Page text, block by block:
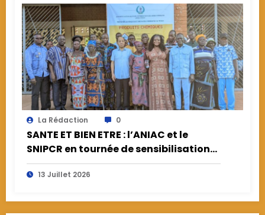
La Rédaction 0
SANTE ET BIEN ETRE : l’ANIAC et le
SNIPCR en tournée de sensibilisation
sur les risques de l’utilisation des
produits chimiques couplée de dons
13 Juillet 2026